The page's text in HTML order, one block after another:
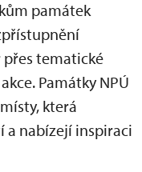
památek
tematické
Památky NPÚ
která
a nabízejí inspiraci